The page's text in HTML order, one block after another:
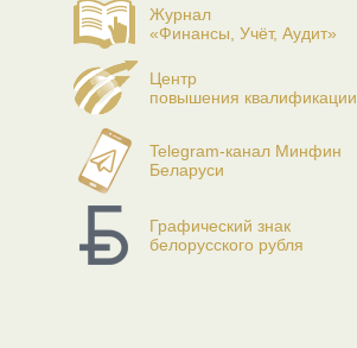
Журнал
«Финансы, Учёт, Аудит»
Центр
повышения квалификации
Telegram-канал Минфин
Беларуси
Графический знак
белорусского рубля